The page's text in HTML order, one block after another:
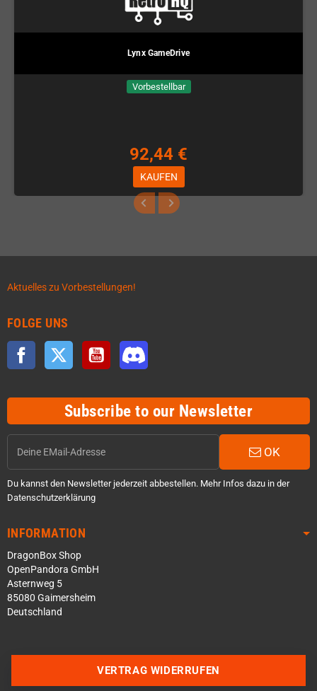
Lynx GameDrive
Vorbestellbar
92,44 €
KAUFEN
Aktuelles zu Vorbestellungen!
FOLGE UNS
Facebook Twitter YouTube
Subscribe to our Newsletter
OK
Du kannst den Newsletter jederzeit abbestellen. Mehr Infos dazu in der
Datenschutzerklärung
INFORMATION
DragonBox Shop
OpenPandora GmbH
Asternweg 5
85080 Gaimersheim
Deutschland
Über WhatsApp schreiben
VERTRAG WIDERRUFEN